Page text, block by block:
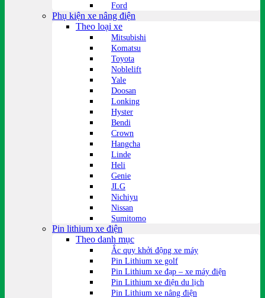
Ford
Phụ kiện xe nâng điện
Theo loại xe
Mitsubishi
Komatsu
Toyota
Noblelift
Yale
Doosan
Lonking
Hyster
Bendi
Crown
Hangcha
Linde
Heli
Genie
JLG
Nichiyu
Nissan
Sumitomo
Pin lithium xe điện
Theo danh mục
Ắc quy khởi động xe máy
Pin Lithium xe golf
Pin Lithium xe đạp – xe máy điện
Pin Lithium xe điện du lịch
Pin Lithium xe nâng điện